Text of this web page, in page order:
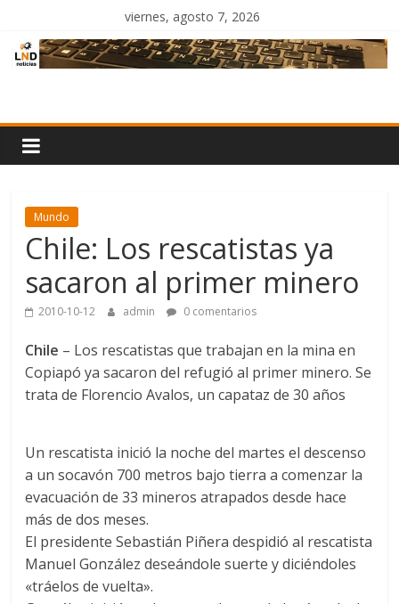
contenido
viernes, agosto 7, 2026
Noticias
Mundo
Chile: Los rescatistas ya
sacaron al primer minero
2010-10-12 admin 0 comentarios
Chile – Los rescatistas que trabajan en la mina en
Copiapó ya sacaron del refugió al primer minero. Se
trata de Florencio Avalos, un capataz de 30 años
Un rescatista inició la noche del martes el descenso
a un socavón 700 metros bajo tierra a comenzar la
evacuación de 33 mineros atrapados desde hace
más de dos meses.
El presidente Sebastián Piñera despidió al rescatista
Manuel González deseándole suerte y diciéndoles
«tráelos de vuelta».